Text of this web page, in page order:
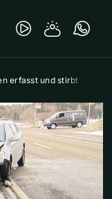
erfasst und stirbt